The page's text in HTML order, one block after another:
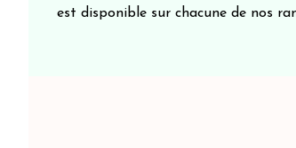
est disponible sur chacune de nos